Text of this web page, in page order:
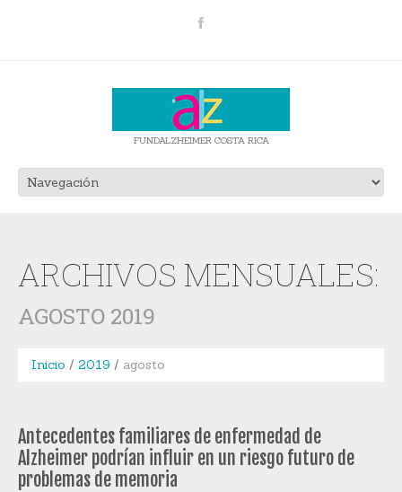
FUNDALZHEIMER COSTA RICA
ARCHIVOS MENSUALES:
AGOSTO 2019
Inicio 2019 agosto
Antecedentes familiares de enfermedad de
Alzheimer podrían influir en un riesgo futuro de
problemas de memoria